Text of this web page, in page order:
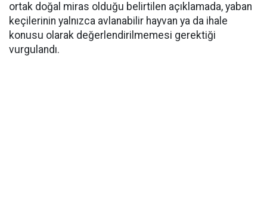
ortak doğal miras olduğu belirtilen açıklamada, yaban
keçilerinin yalnızca avlanabilir hayvan ya da ihale
konusu olarak değerlendirilmemesi gerektiği
vurgulandı.